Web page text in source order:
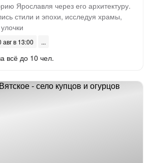
Ярославля через его архитектуру.
стили и эпохи, исследуя храмы,
авг в 13:00
всё до 10 чел.